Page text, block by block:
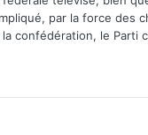
par la force des
confédération, le Parti